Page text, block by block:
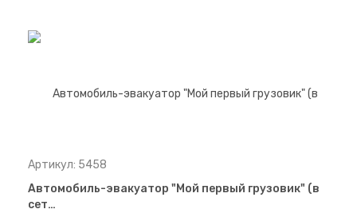
Артикул: 5458
Автомобиль-эвакуатор "Мой первый грузовик" (в
сет…